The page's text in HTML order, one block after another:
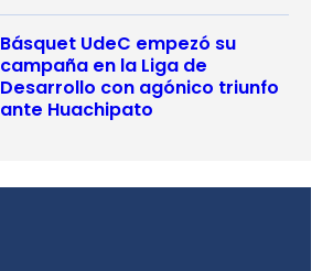
Básquet UdeC empezó su
campaña en la Liga de
Desarrollo con agónico triunfo
ante Huachipato